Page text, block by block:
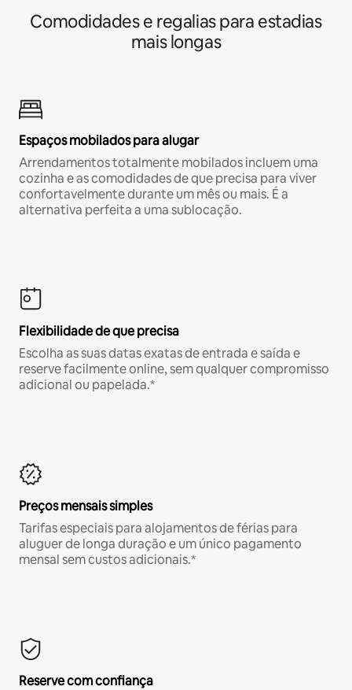
Comodidades e regalias para estadias
mais longas
Espaços mobilados para alugar
Arrendamentos totalmente mobilados incluem uma
cozinha e as comodidades de que precisa para viver
confortavelmente durante um mês ou mais. É a
alternativa perfeita a uma sublocação.
Flexibilidade de que precisa
Escolha as suas datas exatas de entrada e saída e
reserve facilmente online, sem qualquer compromisso
adicional ou papelada.*
Preços mensais simples
Tarifas especiais para alojamentos de férias para
aluguer de longa duração e um único pagamento
mensal sem custos adicionais.*
Reserve com confiança